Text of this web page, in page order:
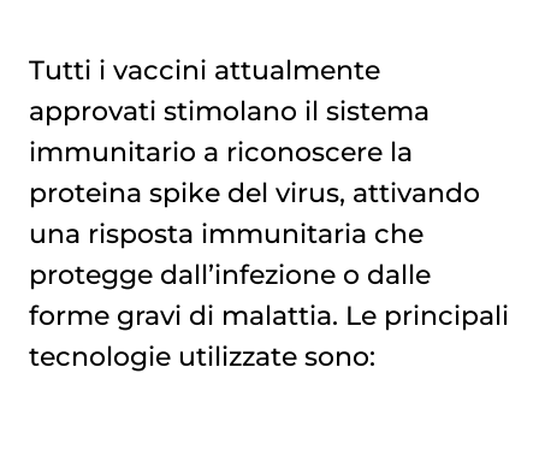
Tutti i vaccini attualmente
approvati stimolano il sistema
immunitario a riconoscere la
proteina spike del virus, attivando
una risposta immunitaria che
protegge dall’infezione o dalle
forme gravi di malattia. Le principali
tecnologie utilizzate sono: